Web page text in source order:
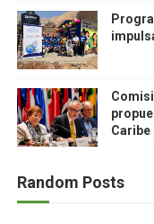
Caribe
Random Posts